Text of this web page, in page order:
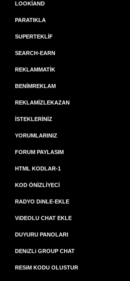
LOOKİAND
PARATIKLA
SUPERTEKLİF
SEARCH-EARN
REKLAMMATİK
BENİMREKLAM
REKLAMİZLEKAZAN
İSTEKLERİNİZ
YORUMLARINIZ
FORUM PAYLASIM
HTML KODLAR-1
KOD ÖNİZLİYECİ
RADYO DiNLE-EKLE
ViDEOLU CHAT EKLE
DUYURU PANOLARI
DENiZLi GROUP CHAT
RESiM KODU OLUSTUR